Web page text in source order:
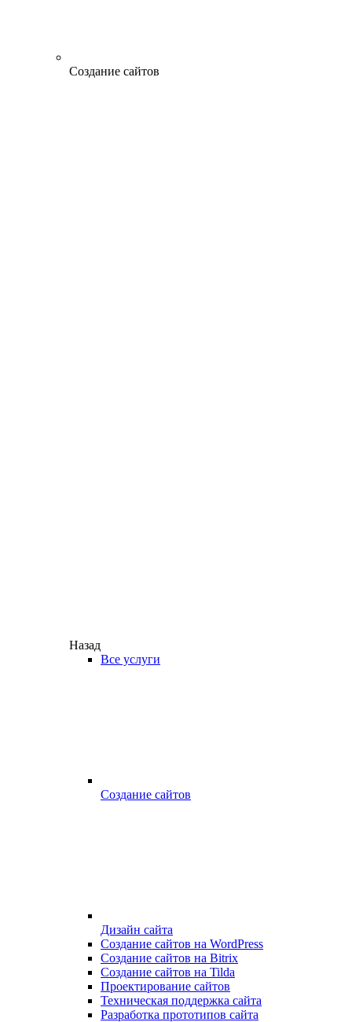
Создание сайтов
Назад
Все услуги
Создание сайтов
Дизайн сайта
Создание сайтов на WordPress
Создание сайтов на Bitrix
Создание сайтов на Tilda
Проектирование сайтов
Техническая поддержка сайта
Разработка прототипов сайта